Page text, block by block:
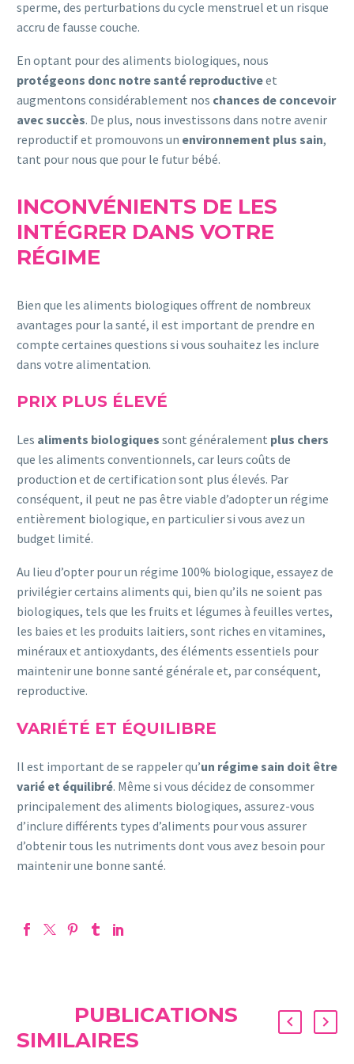
sperme, des perturbations du cycle menstruel et un risque
accru de fausse couche.
En optant pour des aliments biologiques, nous
protégeons donc notre santé reproductiveet
augmentons considérablement nos chances de concevoir
avec succès. De plus, nous investissons dans notre avenir
reproductif et promouvons un environnement plus sain,
tant pour nous que pour le futur bébé.
INCONVÉNIENTS DE LES
INTÉGRER DANS VOTRE
RÉGIME
Bien que les aliments biologiques offrent de nombreux
avantages pour la santé, il est important de prendre en
compte certaines questions si vous souhaitez les inclure
dans votre alimentation.
PRIX PLUS ÉLEVÉ
Les aliments biologiques sont généralement plus chers
que les aliments conventionnels, car leurs coûts de
production et de certification sont plus élevés. Par
conséquent, il peut ne pas être viable d’adopter un régime
entièrement biologique, en particulier si vous avez un
budget limité.
Au lieu d’opter pour un régime 100% biologique, essayez de
privilégier certains aliments qui, bien qu’ils ne soient pas
biologiques, tels que les fruits et légumes à feuilles vertes,
les baies et les produits laitiers, sont riches en vitamines,
minéraux et antioxydants, des éléments essentiels pour
maintenir une bonne santé générale et, par conséquent,
reproductive.
VARIÉTÉ ET ÉQUILIBRE
Il est important de se rappeler qu’un régime sain doit être
varié et équilibré. Même si vous décidez de consommer
principalement des aliments biologiques, assurez-vous
d’inclure différents types d’aliments pour vous assurer
d’obtenir tous les nutriments dont vous avez besoin pour
maintenir une bonne santé.
PUBLICATIONS
SIMILAIRES